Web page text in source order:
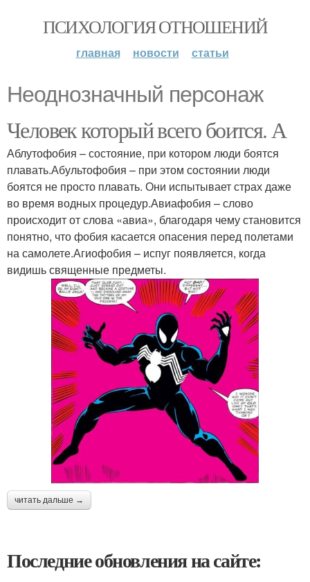
ПСИХОЛОГИЯ ОТНОШЕНИЙ
главная новости статьи
Неоднозначный персонаж
Человек который всего боится. А
Аблутофобия – состояние, при котором люди боятся
плавать.Абультофобия – при этом состоянии люди
боятся не просто плавать. Они испытывает страх даже
во время водных процедур.Авиафобия – слово
происходит от слова «авиа», благодаря чему становится
понятно, что фобия касается опасения перед полетами
на самолете.Агиофобия – испуг появляется, когда
видишь священные предметы.
читать дальше →
Последние обновления на сайте: